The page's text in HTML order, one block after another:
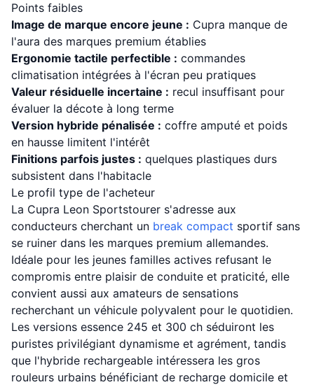
Points faibles
Image de marque encore jeune : Cupra manque de
l'aura des marques premium établies
Ergonomie tactile perfectible : commandes
climatisation intégrées à l'écran peu pratiques
Valeur résiduelle incertaine : recul insuffisant pour
évaluer la décote à long terme
Version hybride pénalisée : coffre amputé et poids
en hausse limitent l'intérêt
Finitions parfois justes : quelques plastiques durs
subsistent dans l'habitacle
Le profil type de l'acheteur
La Cupra Leon Sportstourer s'adresse aux
conducteurs cherchant un break compact sportif sans
se ruiner dans les marques premium allemandes.
Idéale pour les jeunes familles actives refusant le
compromis entre plaisir de conduite et praticité, elle
convient aussi aux amateurs de sensations
recherchant un véhicule polyvalent pour le quotidien.
Les versions essence 245 et 300 ch séduiront les
puristes privilégiant dynamisme et agrément, tandis
que l'hybride rechargeable intéressera les gros
rouleurs urbains bénéficiant de recharge domicile et